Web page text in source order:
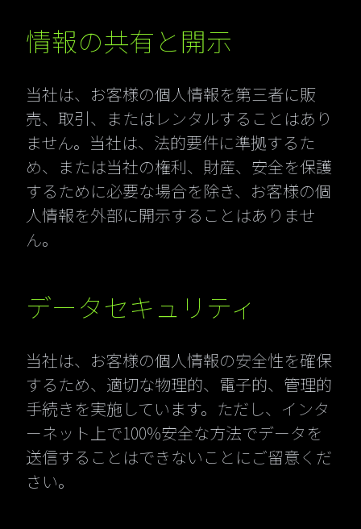
情報の共有と開示
当社は、お客様の個人情報を第三者に販
売、取引、またはレンタルすることはあり
ません。当社は、法的要件に準拠するた
め、または当社の権利、財産、安全を保護
するために必要な場合を除き、お客様の個
人情報を外部に開示することはありませ
ん。
データセキュリティ
当社は、お客様の個人情報の安全性を確保
するため、適切な物理的、電子的、管理的
手続きを実施しています。ただし、インタ
ーネット上で100%安全な方法でデータを
送信することはできないことにご留意くだ
さい。